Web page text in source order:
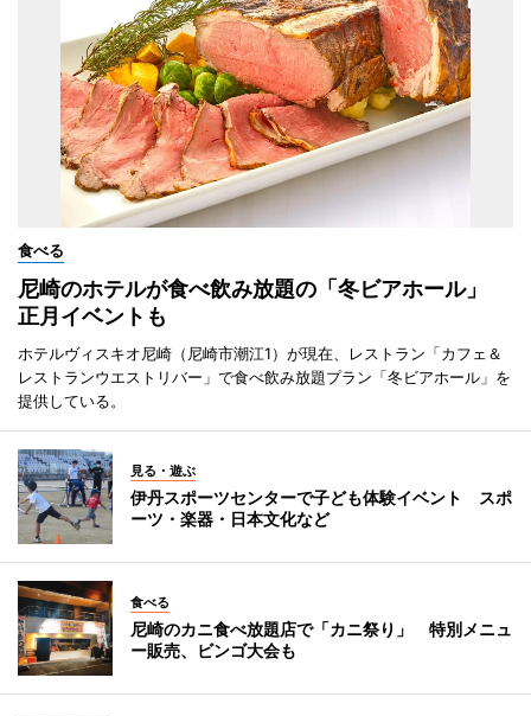
食べる
尼崎のホテルが食べ飲み放題の「冬ビアホール」
正月イベントも
ホテルヴィスキオ尼崎（尼崎市潮江1）が現在、レストラン「カフェ＆
レストランウエストリバー」で食べ飲み放題プラン「冬ビアホール」を
提供している。
見る・遊ぶ
伊丹スポーツセンターで子ども体験イベント スポ
ーツ・楽器・日本文化など
食べる
尼崎のカニ食べ放題店で「カニ祭り」 特別メニュ
ー販売、ビンゴ大会も